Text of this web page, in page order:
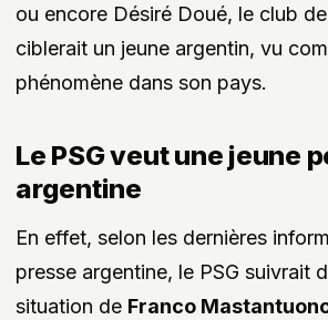
ou encore Désiré Doué, le club
ciblerait un jeune argentin, vu
phénomène dans son pays.
Le PSG veut une jeune
argentine
En effet, selon les dernières
presse argentine, le PSG suivrait
situation de Franco